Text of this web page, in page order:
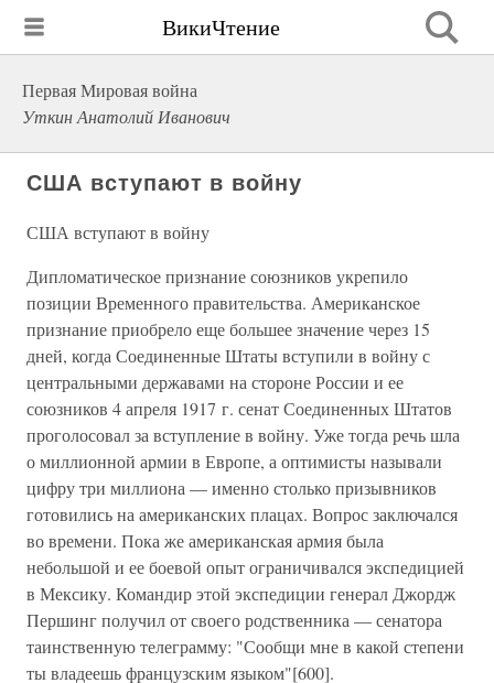
ВикиЧтение
Первая Мировая война
Уткин Анатолий Иванович
США вступают в войну
США вступают в войну
Дипломатическое признание союзников укрепило
позиции Временного правительства. Американское
признание приобрело еще большее значение через 15
дней, когда Соединенные Штаты вступили в войну с
центральными державами на стороне России и ее
союзников 4 апреля 1917 г. сенат Соединенных Штатов
проголосовал за вступление в войну. Уже тогда речь шла
о миллионной армии в Европе, а оптимисты называли
цифру три миллиона — именно столько призывников
готовились на американских плацах. Вопрос заключался
во времени. Пока же американская армия была
небольшой и ее боевой опыт ограничивался экспедицией
в Мексику. Командир этой экспедиции генерал Джордж
Першинг получил от своего родственника — сенатора
таинственную телеграмму: "Сообщи мне в какой степени
ты владеешь французским языком"[600].